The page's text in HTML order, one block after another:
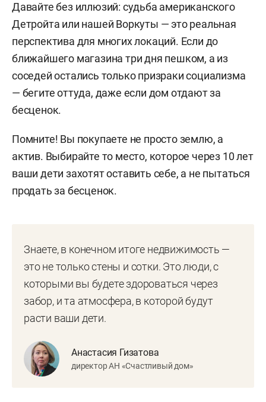
Давайте без иллюзий: судьба американского
Детройта или нашей Воркуты — это реальная
перспектива для многих локаций. Если до
ближайшего магазина три дня пешком, а из
соседей остались только призраки социализма
— бегите оттуда, даже если дом отдают за
бесценок.
Помните! Вы покупаете не просто землю, а
актив. Выбирайте то место, которое через 10 лет
ваши дети захотят оставить себе, а не пытаться
продать за бесценок.
Знаете, в конечном итоге недвижимость —
это не только стены и сотки. Это люди, с
которыми вы будете здороваться через
забор, и та атмосфера, в которой будут
расти ваши дети.
Анастасия Гизатова
директор АН «Счастливый дом»